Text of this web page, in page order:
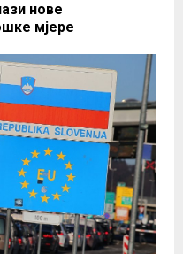
нове
мјере